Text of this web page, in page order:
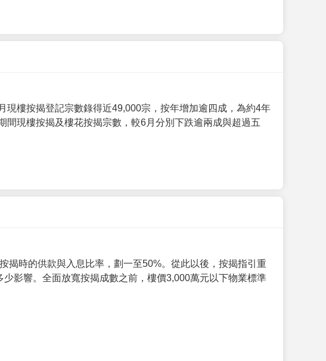
現樓按揭登記宗數錄得近49,000宗，按年增加逾四成，為約4年
現樓按揭及樓花按揭宗數，較6月分別下跌逾兩成與超過五
揭時的供款與入息比率，劃一至50%。從此以後，按揭指引重
影響。全面放寬按揭成數之前，樓價3,000萬元以下物業標準